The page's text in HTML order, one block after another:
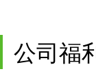
公司福